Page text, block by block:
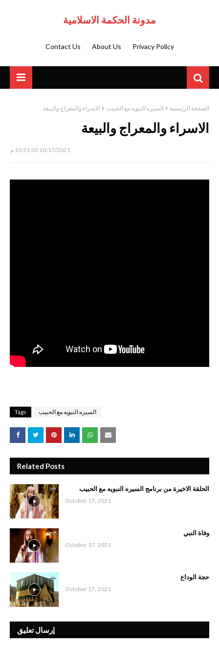
مدونة الحكمة الاسلامية
Privacy Policy
About Us
Contact Us
الصفحة الرئيسية السيره النبويه مع الحبيب الاسراء والمعراج والبيعة
الاسراء والمعراج والبيعة
10/17/2021 10:51:00 م
Tags السيره النبويه مع الحبيب
Related Posts
الحلقة الاخيرة من برنامج السيره النبويه مع الحبيب
October 17, 2021
وفاة النبي
October 17, 2021
حجة الوداع
October 17, 2021
إرسال تعليق